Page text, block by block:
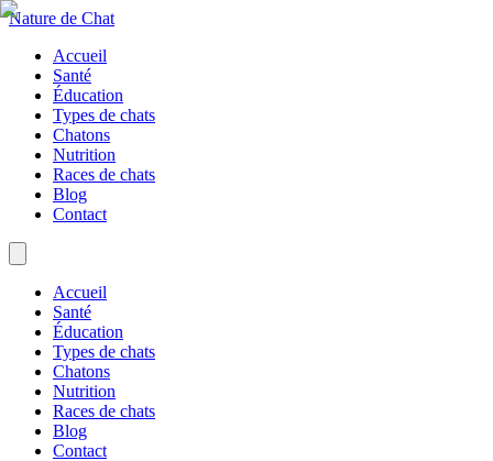
Nature de Chat
Accueil
Santé
Éducation
Types de chats
Chatons
Nutrition
Races de chats
Blog
Contact
Accueil
Santé
Éducation
Types de chats
Chatons
Nutrition
Races de chats
Blog
Contact